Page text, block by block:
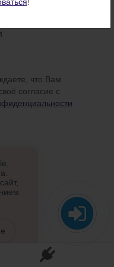
что Вам
согласие с